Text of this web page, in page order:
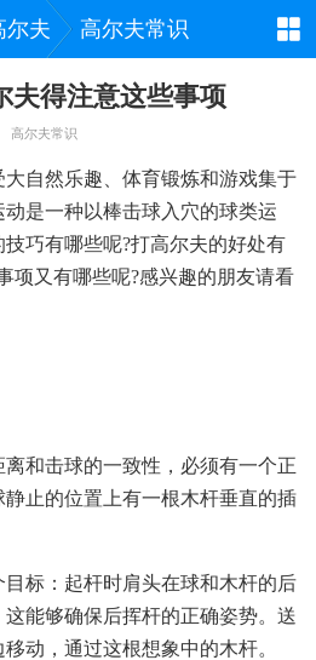
尔夫 高尔夫常识
夫得注意这些事项
高尔夫常识
自然乐趣、体育锻炼和游戏集于
是一种以棒击球入穴的球类运
巧有哪些呢?打高尔夫的好处有
项又有哪些呢?感兴趣的朋友请看
和击球的一致性，必须有一个正
止的位置上有一根木杆垂直的插
标：起杆时肩头在球和木杆的后
能够确保后挥杆的正确姿势。送
动，通过这根想象中的木杆。